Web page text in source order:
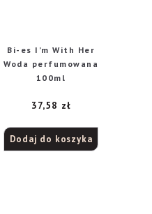
Bi-es I’m With Her
Woda perfumowana
100ml
37,58 zł
Dodaj do koszyka